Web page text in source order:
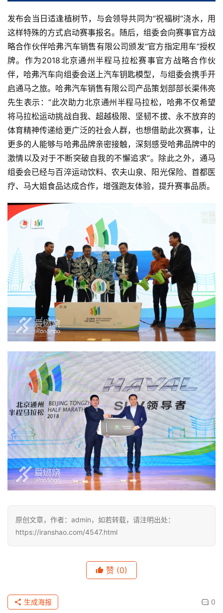
发布会当日适逢植树节，与会领导共同为“祝福树”浇水，用
这样特殊的方式启动赛事报名。随后，组委会向赛事官方战
略合作伙伴哈弗汽车销售有限公司颁发“官方指定用车”授权
牌。作为2018北京通州半程马拉松赛事官方战略合作伙
伴，哈弗汽车向组委会送上汽车钥匙模型，与组委会携手开
启通马之旅。哈弗汽车销售有限公司产品策划部部长渠伟亮
先生表示：“此次助力北京通州半程马拉松，哈弗不仅希望
将马拉松运动挑战自我、超越极限、坚韧不拔、永不放弃的
体育精神传递给更广泛的社会人群，也想借助此次赛事，让
更多的人能够与哈弗品牌亲密接触，深刻感受哈弗品牌中的
激情以及对于不断突破自我的不懈追求”。除此之外，通马
组委会已经与百淬运动饮料、农夫山泉、阳光保险、首都医
疗、马大姐食品达成合作，增强跑友体验，提升赛事品质。
原创文章，作者：admin，如若转载，请注明出处：
https://iranshao.com/4547.html
赞 (0)
0
生成海报